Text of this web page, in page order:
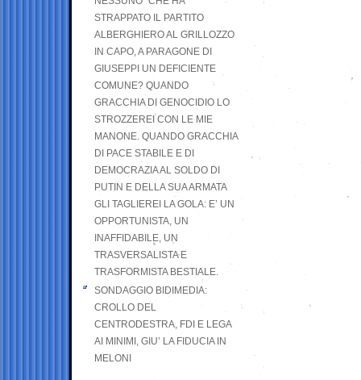
STRAPPATO IL PARTITO
ALBERGHIERO AL GRILLOZZO
IN CAPO, A PARAGONE DI
GIUSEPPI UN DEFICIENTE
COMUNE? QUANDO
GRACCHIA DI GENOCIDIO LO
STROZZEREI CON LE MIE
MANONE. QUANDO GRACCHIA
DI PACE STABILE E DI
DEMOCRAZIA AL SOLDO DI
PUTIN E DELLA SUA ARMATA
GLI TAGLIEREI LA GOLA: E’ UN
OPPORTUNISTA, UN
INAFFIDABILE, UN
TRASVERSALISTA E
TRASFORMISTA BESTIALE.
SONDAGGIO BIDIMEDIA:
CROLLO DEL
CENTRODESTRA, FDI E LEGA
AI MINIMI, GIU’ LA FIDUCIA IN
MELONI